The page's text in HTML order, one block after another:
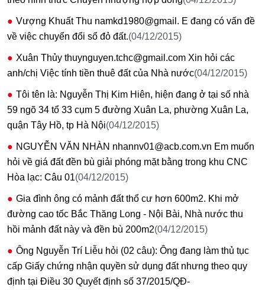
Vượng Khuất Thu namkd1980@gmail. E đang có vấn đề
về việc chuyển đổi sổ đỏ đất.(04/12/2015)
Xuân Thủy thuynguyen.tchc@gmail.com Xin hỏi các
anh/chị Việc tính tiền thuê đất của Nhà nước(04/12/2015)
Tôi tên là: Nguyễn Thị Kim Hiên, hiện đang ở tại số nhà
59 ngõ 34 tổ 33 cụm 5 đường Xuân La, phường Xuân La,
quận Tây Hồ, tp Hà Nội(04/12/2015)
NGUYỄN VĂN NHÀN nhannv01@acb.com.vn Em muốn
hỏi về giá đất đền bù giải phóng mặt bằng trong khu CNC
Hòa lạc: Câu 01(04/12/2015)
Gia đình ông có mảnh đất thổ cư hơn 600m2. Khi mở
đường cao tốc Bắc Thăng Long - Nội Bài, Nhà nước thu
hồi mảnh đất này và đền bù 200m2(04/12/2015)
Ông Nguyễn Trí Liễu hỏi (02 câu): Ông đang làm thủ tục
cấp Giấy chứng nhận quyền sử dụng đất nhưng theo quy
định tại Điều 30 Quyết định số 37/2015/QĐ-